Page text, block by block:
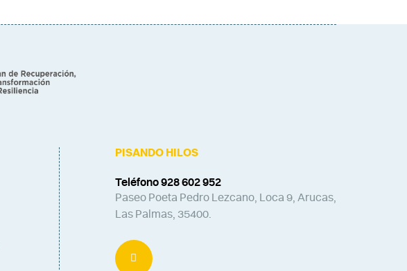
PISANDO HILOS
Teléfono 928 602 952
Paseo Poeta Pedro Lezcano, Loca 9, Arucas,
Las Palmas, 35400.